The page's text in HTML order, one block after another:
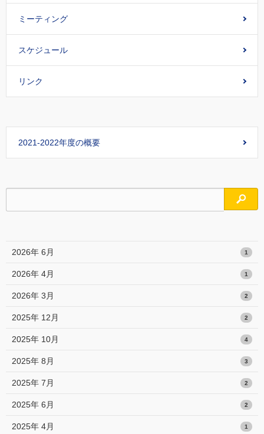
ミーティング
スケジュール
リンク
2021-2022年度の概要
検索
2026年 6月 1
2026年 4月 1
2026年 3月 2
2025年 12月 2
2025年 10月 4
2025年 8月 3
2025年 7月 2
2025年 6月 2
2025年 4月 1